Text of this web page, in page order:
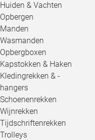
Huiden & Vachten
Opbergen
Manden
Wasmanden
Opbergboxen
Kapstokken & Haken
Kledingrekken & -
hangers
Schoenenrekken
Wijnrekken
Tijdschriftenrekken
Trolleys